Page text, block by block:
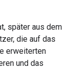
später aus dem
die auf das
erweiterten
und das